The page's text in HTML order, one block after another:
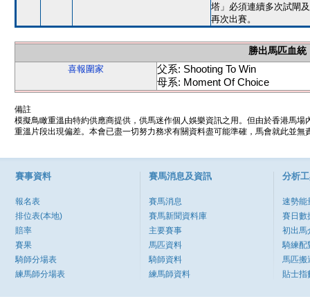
塔」必須連續多次試閘
再次出賽。
勝出馬匹血統
喜報圍家
父系: Shooting To Win
母系: Moment Of Choice
備註
模擬鳥瞰重溫由特約供應商提供，供馬迷作個人娛樂資訊之用。但由於香港馬
重溫片段出現偏差。本會已盡一切努力務求有關資料盡可能準確，馬會就此並
賽事資料
報名表
排位表(本地)
賠率
賽果
騎師分場表
練馬師分場表
賽馬消息及資訊
賽馬消息
賽馬新聞資料庫
主要賽事
馬匹資料
騎師資料
練馬師資料
分析
速勢能
賽日數
初出馬
騎練配
馬匹搬
貼士指